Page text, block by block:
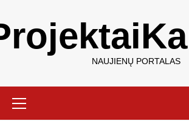
NAUJIENŲ PORTALAS